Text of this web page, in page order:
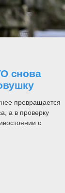
снова
превращается
а в проверку
с